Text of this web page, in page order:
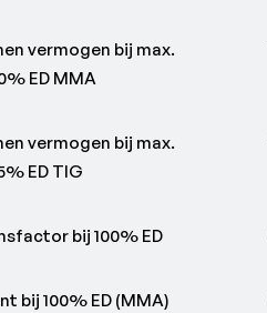
vermogen bij max.
ED MMA
vermogen bij max.
ED TIG
bij 100% ED
bij 100% ED (MMA)